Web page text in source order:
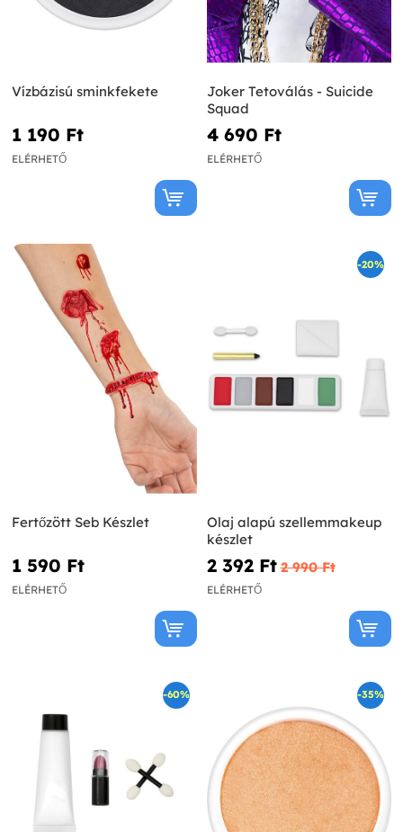
Vízbázisú sminkfekete
1 190 Ft‎
ELÉRHETŐ
Joker Tetoválás - Suicide
Squad
4 690 Ft‎
ELÉRHETŐ
Fertőzött Seb Készlet
1 590 Ft‎
ELÉRHETŐ
-20%
Olaj alapú szellemmakeup
készlet
2 392 Ft‎ 2 990 Ft‎
ELÉRHETŐ
-60% -35%